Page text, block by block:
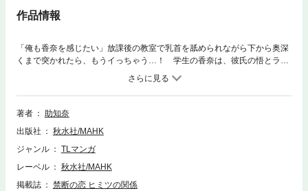
作品情報
「俺も香奈を感じたい」放課後の教室で乳首を舐められながら下から奥深
くまで突かれたら、もうイっちゃう…！ 学生の香奈は、彼氏の悟とラブ
ラブだけれどHはまだ最後までしていなくて…そんな中、単身赴任中の父
親がいる名古屋に引っ越すことに！？ 悟と離れることに不安に思った香
奈は、誰もいない教室に悟を呼び出して…［恋の足跡＝教室＝・前編］よ
り※本作品は『エロチカ♂アニマル』に収録されています。重複購入にご注
著者
助知奈
出版社
秋水社/MAHK
ジャンル
TLマンガ
レーベル
秋水社/MAHK
掲載誌
禁断の恋 ヒミツの関係